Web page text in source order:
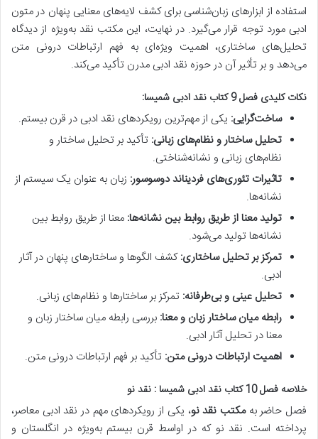
استفاده از ابزارهای زبان‌شناسی برای کشف لایه‌های معنایی پنهان در متون
ادبی مورد توجه قرار می‌گیرد. در نهایت، این مکتب نقد به‌ویژه از دیدگاه
تحلیل‌های ساختاری، اهمیت ویژه‌ای به فهم ارتباطات درونی متن
می‌دهد و بر تأثیر آن در حوزه نقد ادبی مدرن تأکید می‌کند.
نکات کلیدی فصل 9 کتاب نقد ادبی شمیسا:
ساخت‌گرایی: یکی از مهم‌ترین رویکردهای نقد ادبی در قرن بیستم.
تحلیل ساختار و نظام‌های زبانی: تأکید بر تحلیل ساختار و
نظام‌های زبانی و نشانه‌شناختی.
تاثیرات تئوری‌های فردیناند دوسوسور: زبان به عنوان یک سیستم از
نشانه‌ها.
تولید معنا از طریق روابط بین نشانه‌ها: معنا از طریق روابط بین
نشانه‌ها تولید می‌شود.
تمرکز بر تحلیل ساختاری:کشف الگوها و ساختارهای پنهان در آثار
ادبی.
تحلیل عینی و بی‌طرفانه: تمرکز بر ساختارها و نظام‌های زبانی.
رابطه میان ساختار زبان و معنا: بررسی رابطه میان ساختار زبان و
معنا در تحلیل آثار ادبی.
اهمیت ارتباطات درونی متن: تأکید بر فهم ارتباطات درونی متن.
خلاصه فصل 10 کتاب نقد ادبی شمیسا : نقد نو
فصل حاضر بهمکتب نقد نو، یکی از رویکردهای مهم در نقد ادبی معاصر،
پرداخته است. نقد نو که در اواسط قرن بیستم به‌ویژه در انگلستان و